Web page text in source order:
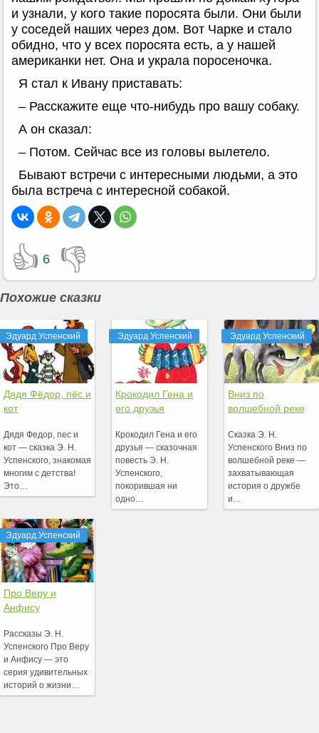
и узнали, у кого такие поросята были. Они были
у соседей наших через дом. Вот Чарке и стало
обидно, что у всех поросята есть, а у нашей
американки нет. Она и украла поросеночка.
Я стал к Ивану приставать:
– Расскажите еще что-нибудь про вашу собаку.
А он сказал:
– Потом. Сейчас все из головы вылетело.
Бывают встречи с интересными людьми, а это
была встреча с интересной собакой.
👍 6 👎
Похожие сказки
Эдуард Успенский
Дядя Фёдор, пёс и
кот
Дядя Федор, пес и
кот — сказка Э. Н.
Успенского, знакомая
многим с детства!
Это…
Эдуард Успенский
Про Веру и
Анфису
Рассказы Э. Н.
Успенского Про Веру
и Анфису — это
серия удивительных
историй о жизни…
Эдуард Успенский
Крокодил Гена и
его друзья
Крокодил Гена и его
друзья — сказочная
повесть Э. Н.
Успенского,
покорившая ни
одно…
Эдуард Успенский
Вниз по
волшебной реке
Сказка Э. Н.
Успенского Вниз по
волшебной реке —
захватывающая
история о дружбе
и…